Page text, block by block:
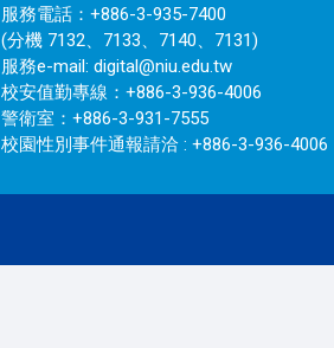
服務電話：+886-3-935-7400
(分機 7132、7133、7140、7131)
服務e-mail:digital@niu.edu.tw
校安值勤專線：+886-3-936-4006
警衛室：+886-3-931-7555
校園性別事件通報請洽 : +886-3-936-4006